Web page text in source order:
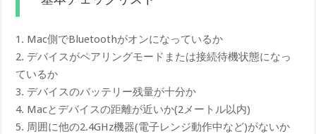
1. Mac側でBluetoothがオンになっているか
2. デバイスがペアリングモードまたは接続待機状態になっ
ているか
3. デバイスのバッテリー残量が十分か
4. Macとデバイスの距離が近いか(2メートル以内)
5. 周囲に他の2.4GHz機器(電子レンジ動作中など)がないか